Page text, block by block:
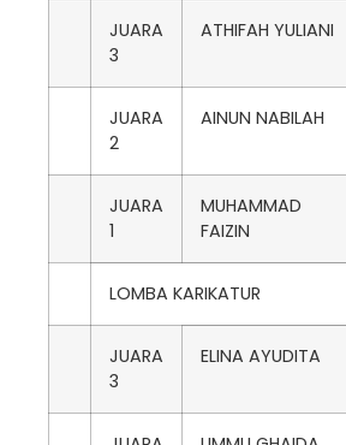
JUARA
3
ATHIFAH YULIANI
JUARA
2
AINUN NABILAH
JUARA
1
MUHAMMAD
FAIZIN
LOMBA KARIKATUR
JUARA
3
ELINA AYUDITA